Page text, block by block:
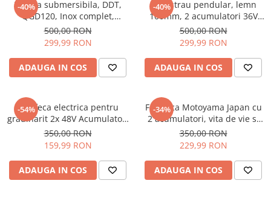
-40%
Pompa submersibila, DDT,
QGD120, Inox complet,
suruburi inox, sita protectie,
20 m cablu, 120 m, 3 m³/h
500,00 RON
299,99 RON
ADAUGA IN COS
-40%
Fierastrau pendular, lemn
100mm, 2 acumulatori 36V
5Ah
500,00 RON
299,99 RON
ADAUGA IN COS
-54%
Foarfeca electrica pentru
gradinarit 2x 48V Acumulatori
Negru/Rosu
350,00 RON
159,99 RON
ADAUGA IN COS
-34%
Foarfeca Motoyama Japan cu
2 acumulatori, vita de vie si
crengi , 48V , 8Ah
350,00 RON
229,99 RON
ADAUGA IN COS